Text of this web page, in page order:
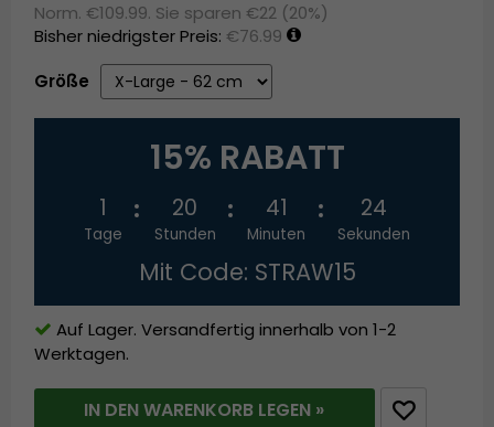
Norm. €109.99. Sie sparen €22 (20%)
Bisher niedrigster Preis: €76.99
Größe
15% RABATT
1
Tage
20
Stunden
41
Minuten
24
Sekunden
Mit Code: STRAW15
Auf Lager. Versandfertig innerhalb von 1-2
Werktagen.
IN DEN WARENKORB LEGEN »